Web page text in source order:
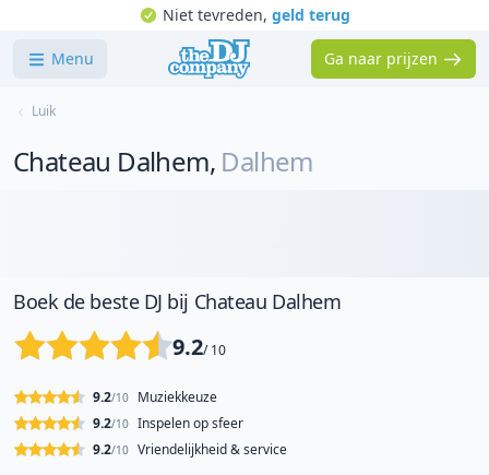
Niet tevreden, geld terug
Menu Ga naar prijzen
Luik
Chateau Dalhem, Dalhem
Boek de beste DJ bij Chateau Dalhem
9.2/ 10
Muziekkeuze
9.2/10
Inspelen op sfeer
9.2/10
Vriendelijkheid & service
9.2/10